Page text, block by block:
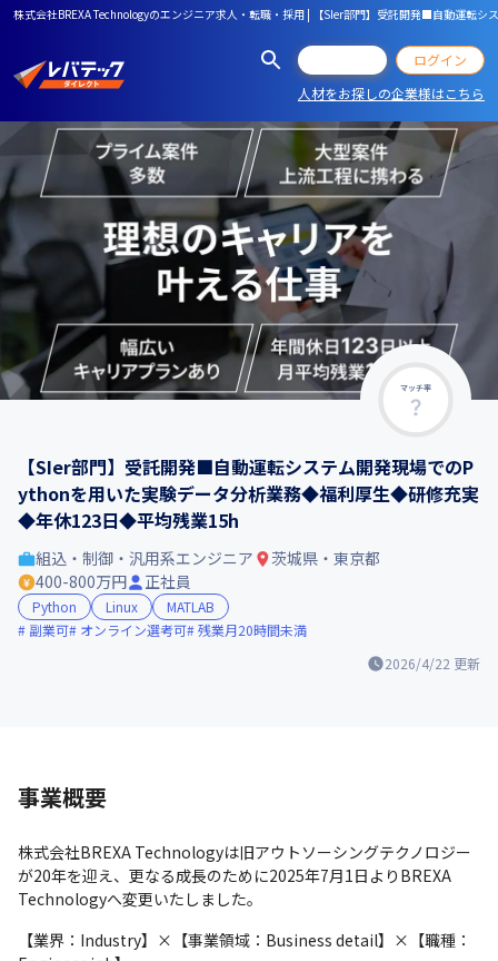
株式会社BREXA Technologyのエンジニア求人・転職・採用 | 【SIer部門】受託開発■自動運
ログイン
人材をお探しの企業様はこちら
マッチ率
【SIer部門】受託開発■自動運転システム開発現場でのP
ythonを用いた実験データ分析業務◆福利厚生◆研修充実
◆年休123日◆平均残業15h
2026/4/22 更新
組込・制御・汎用系エンジニア
茨城県・東京都
400-800万円
正社員
Python Linux
MATLAB
副業可
オンライン選考可 残業月20時間未満
事業概要
株式会社BREXA Technologyは旧アウトソーシングテクノロジー
が20年を迎え、更なる成長のために2025年7月1日よりBREXA
Technologyへ変更いたしました。
【業界：Industry】×【事業領域：Business detail】×【職種：